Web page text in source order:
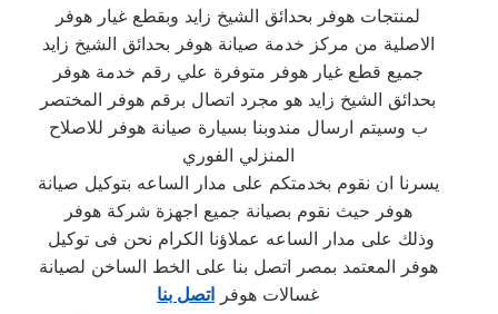
لمنتجات هوفر بحدائق الشيخ زايد وبقطع غيار هوفر
الاصلية من مركز خدمة صيانة هوفر بحدائق الشيخ زايد
جميع قطع غيار هوفر متوفرة علي رقم خدمة هوفر
بحدائق الشيخ زايد هو مجرد اتصال برقم هوفر المختصر
ب وسيتم ارسال مندوبنا بسيارة صيانة هوفر للاصلاح
المنزلي الفوري
يسرنا ان نقوم بخدمتكم على مدار الساعه بتوكيل صيانة
هوفر حيث نقوم بصيانة جميع اجهزة شركة هوفر
وذلك على مدار الساعه عملاؤنا الكرام نحن فى توكيل
هوفر المعتمد بمصر اتصل بنا على الخط الساخن لصيانة
غسالات هوفر اتصل بنا